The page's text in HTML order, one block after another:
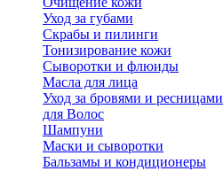
Уход за губами
Скрабы и пилинги
Тонизирование кожи
Сыворотки и флюиды
Масла для лица
Уход за бровями и ресницами
для Волос
Шампуни
Маски и сыворотки
Бальзамы и кондиционеры